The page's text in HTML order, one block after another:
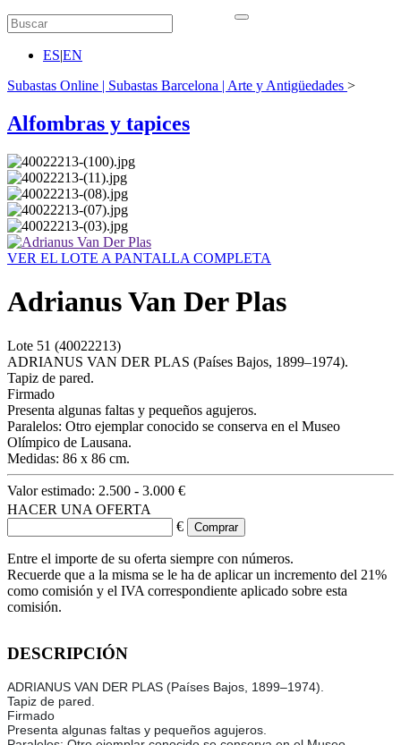
ES|EN
Subastas Online | Subastas Barcelona | Arte y Antigüedades >
Alfombras y tapices
VER EL LOTE A PANTALLA COMPLETA
Adrianus Van Der Plas
Lote 51 (40022213)
ADRIANUS VAN DER PLAS (Países Bajos, 1899–1974).
Tapiz de pared.
Firmado
Presenta algunas faltas y pequeños agujeros.
Paralelos: Otro ejemplar conocido se conserva en el Museo
Olímpico de Lausana.
Medidas: 86 x 86 cm.
Valor estimado: 2.500 - 3.000 €
HACER UNA OFERTA
€
Entre el importe de su oferta siempre con números.
Recuerde que a la misma se le ha de aplicar un incremento del 21%
como comisión y el IVA correspondiente aplicado sobre esta
comisión.
DESCRIPCIÓN
ADRIANUS VAN DER PLAS (Países Bajos, 1899–1974).
Tapiz de pared.
Firmado
Presenta algunas faltas y pequeños agujeros.